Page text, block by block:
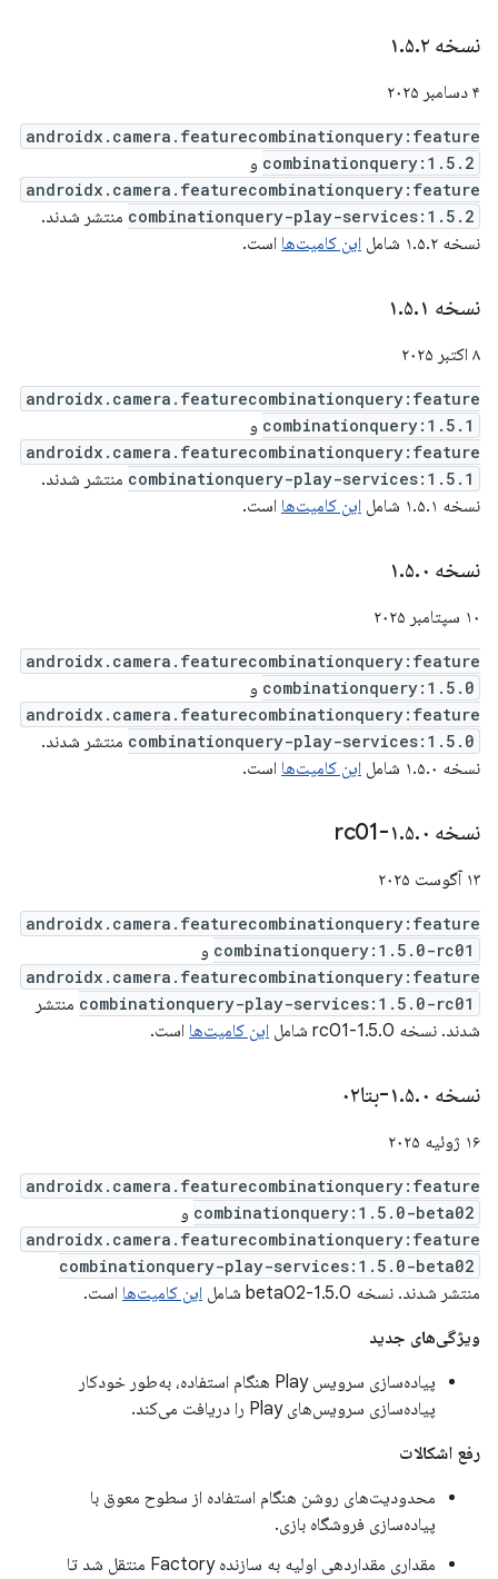
نسخه ۱ .۵.۲
۴ دسامبر ۲۰۲۵
androidx.camera.featurecombinationquery:feature
combinationquery:1.5.2 و
androidx.camera.featurecombinationquery:feature
combinationquery-play-services:1.5.2 منتشر شدند.
نسخه ۱.۵.۲ شامل
این کامیت‌ها است.
نسخه ۱ .۵.۱
۸ اکتبر ۲۰۲۵
androidx.camera.featurecombinationquery:feature
combinationquery:1.5.1 و
androidx.camera.featurecombinationquery:feature
combinationquery-play-services:1.5.1 منتشر شدند.
نسخه ۱.۵.۱ شامل
این کامیت‌ها است.
نسخه ۱ .۵.۰
۱۰ سپتامبر ۲۰۲۵
androidx.camera.featurecombinationquery:feature
combinationquery:1.5.0 و
androidx.camera.featurecombinationquery:feature
combinationquery-play-services:1.5.0 منتشر شدند.
نسخه ۱.۵.۰ شامل
این کامیت‌ها است.
نسخه ۱ .۵.۰-rc01
۱۳ آگوست ۲۰۲۵
androidx.camera.featurecombinationquery:feature
combinationquery:1.5.0-rc01 و
androidx.camera.featurecombinationquery:feature
combinationquery-play-services:1.5.0-rc01 منتشر
شدند. نسخه 1.5.0-rc01 شامل
این کامیت‌ها است.
نسخه ۱ .۵.۰-بتا۰۲
۱۶ ژوئیه ۲۰۲۵
androidx.camera.featurecombinationquery:feature
combinationquery:1.5.0-beta02 و
androidx.camera.featurecombinationquery:feature
combinationquery-play-services:1.5.0-beta02
منتشر شدند. نسخه 1.5.0-beta02 شامل این کامیت‌ها است.
ویژگی‌های جدید
پیاده‌سازی سرویس Play هنگام استفاده، به‌طور خودکار
پیاده‌سازی سرویس‌های Play را دریافت می‌کند.
رفع اشکالات
محدودیت‌های روشن هنگام استفاده از سطوح معوق با
پیاده‌سازی فروشگاه بازی.
مقداری مقداردهی اولیه به سازنده Factory منتقل شد تا